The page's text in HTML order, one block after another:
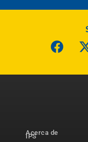
Acerca de
IPS